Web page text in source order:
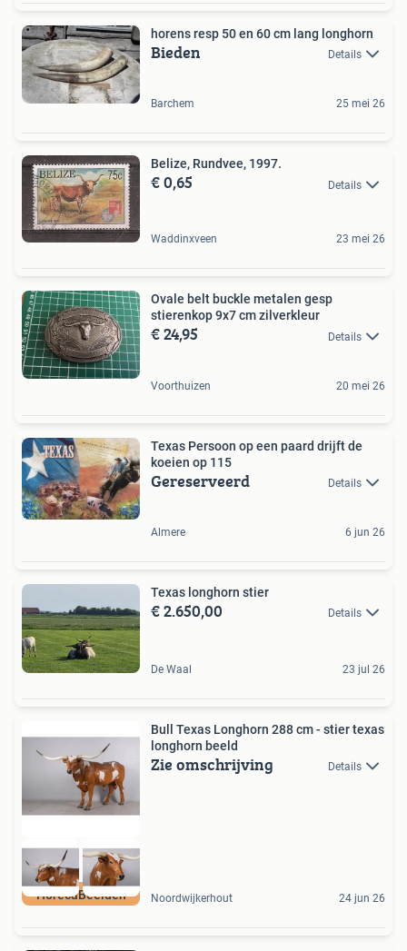
horens resp 50 en 60 cm lang longhorn
Bieden Details
Barchem 25 mei 26
Belize, Rundvee, 1997.
€ 0,65 Details
Waddinxveen 23 mei 26
Ovale belt buckle metalen gesp
stierenkop 9x7 cm zilverkleur
€ 24,95 Details
Voorthuizen 20 mei 26
Texas Persoon op een paard drijft de
koeien op 115
Gereserveerd Details
Almere 6 jun 26
Texas longhorn stier
€ 2.650,00 Details
De Waal 23 jul 26
HorecaBeelden
Bull Texas Longhorn 288 cm - stier texas
longhorn beeld
Zie omschrijving Details
Noordwijkerhout 24 jun 26